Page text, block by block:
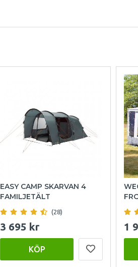
EASY CAMP SKARVAN 4
FAMILJETÄLT
(28)
3 695 kr
KÖP
1